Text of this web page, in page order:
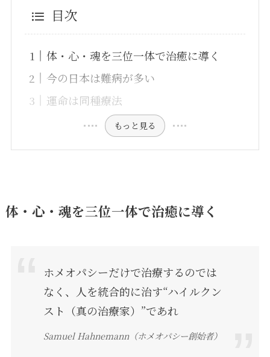
目次
体・心・魂を三位一体で治癒に導く
今の日本は難病が多い
運命は同種療法
もっと見る
体・心・魂を三位一体で治癒に導く
ホメオパシーだけで治療するのでは
なく、人を統合的に治す“ハイルクン
スト（真の治療家）”であれ
Samuel Hahnemann（ホメオパシー創始者）